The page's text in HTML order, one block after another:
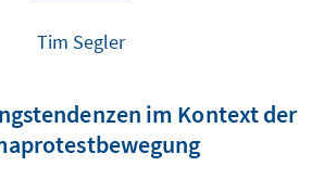
Tim Segler
im Kontext der